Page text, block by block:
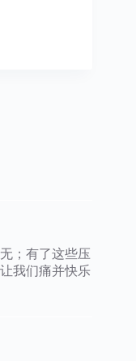
；有了这些压
我们痛并快乐